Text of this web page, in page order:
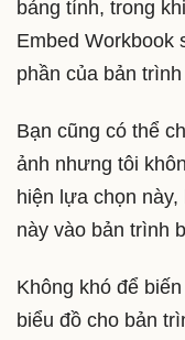
bảng tính, trong
Embed Workbook
phần của bản trình
Bạn cũng có thể
ảnh nhưng tôi
hiện lựa chọn
này vào bản trình
Không khó để
biểu đồ cho bản